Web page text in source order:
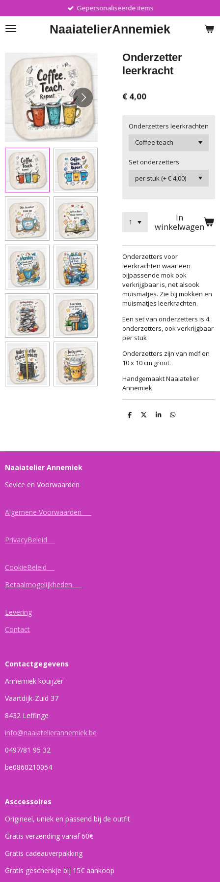
direct
naar
NaaiatelierAnnemiek
Gepersonaliseerde items
Onderzetter
leerkracht
€ 4,00
Onderzetters leerkrachten
Set onderzetters
In
winkelwagen
Onderzetters voor
leerkrachten waar een
bijpassende mok ook
verkrijgbaar is, net alsook
muismatjes. Zie bij mokken en
muismatjes leerkrachten.
Een set van onderzetters is 4
onderzetters, ook verkrijgbaar
per stuk
Onderzetters zijn van mdf en
10 x 10 cm groot.
Handgemaakt Naaiatelier
Annemiek
D
D
S
D
Naaiatelier Annemiek
Sevice en Voorwaarden
Algemene Voorwaarden
PrivacyBeleid
CookieBeleid
Betaalmogelijkheden
Levering
Contact
Contactgegevens
Annemiek kouijzer
Vaartdijk-Zuid 37
8432 Leffinge
info@naaiatelierannemiek.be
0497/81 95 32
be0860210054
Asccessoires
Origineel, uniek en passend bij de outfit
Gratis verzending vanaf 60€
Gratis cadeauverpakking
Gratis geschenkje bij 15€ aankoop